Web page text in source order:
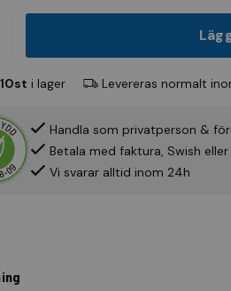
10st i lager Levereras normalt
Handla som privatperson &
Betala med faktura, Swish
Vi svarar alltid inom 24h